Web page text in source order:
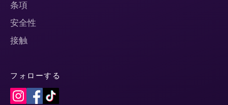
条項
安全性
接触
フォローする